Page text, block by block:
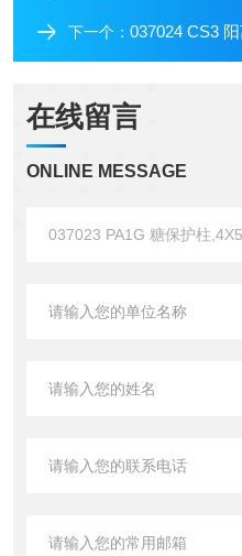
下一个： 037024 CS3
在线留言
ONLINE MESSAGE